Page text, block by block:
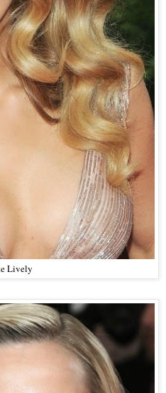
Lively